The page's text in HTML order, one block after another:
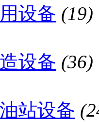
设备 (19)
设备 (36)
站设备